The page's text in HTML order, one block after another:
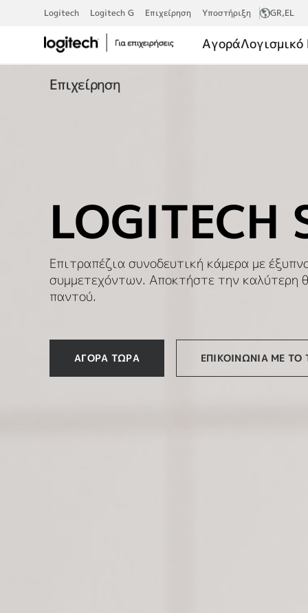
LOGITECH
SIGHT
Logitech Logitech G Επιχείρηση Υποστήριξη GR,EL
Αγορά
Επιχείρηση
LOGITECH
Επιτραπέζια συνοδευτική κάμερα με
συμμετεχόντων. Αποκτήστε την καλύτερη
παντού.
ΑΓΟΡΑ ΤΩΡΑ ΕΠΙΚΟΙΝΩΝΙΑ ΜΕ